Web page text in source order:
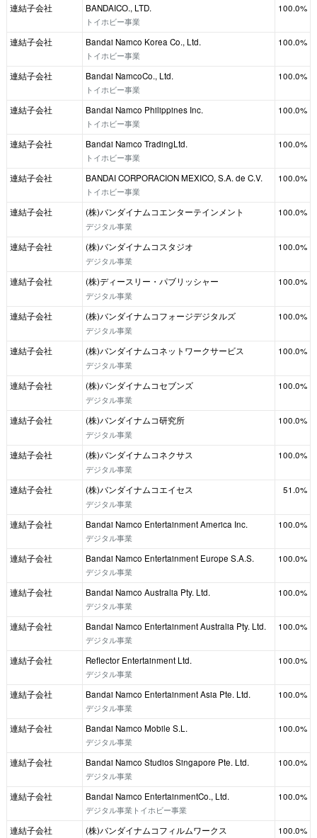
連結子会社
BANDAICO., LTD.
トイホビー事業
100.0%
連結子会社
Bandai Namco Korea Co., Ltd.
トイホビー事業
100.0%
連結子会社
Bandai NamcoCo., Ltd.
トイホビー事業
100.0%
連結子会社
Bandai Namco Philippines Inc.
トイホビー事業
100.0%
連結子会社
Bandai Namco TradingLtd.
トイホビー事業
100.0%
連結子会社
BANDAI CORPORACION MEXICO, S.A. de C.V.
トイホビー事業
100.0%
連結子会社
(株)バンダイナムコエンターテインメント
デジタル事業
100.0%
連結子会社
(株)バンダイナムコスタジオ
デジタル事業
100.0%
連結子会社
(株)ディースリー・パブリッシャー
デジタル事業
100.0%
連結子会社
(株)バンダイナムコフォージデジタルズ
デジタル事業
100.0%
連結子会社
(株)バンダイナムコネットワークサービス
デジタル事業
100.0%
連結子会社
(株)バンダイナムコセブンズ
デジタル事業
100.0%
連結子会社
(株)バンダイナムコ研究所
デジタル事業
100.0%
連結子会社
(株)バンダイナムコネクサス
デジタル事業
100.0%
連結子会社
(株)バンダイナムコエイセス
デジタル事業
51.0%
連結子会社
Bandai Namco Entertainment America Inc.
デジタル事業
100.0%
連結子会社
Bandai Namco Entertainment Europe S.A.S.
デジタル事業
100.0%
連結子会社
Bandai Namco Australia Pty. Ltd.
デジタル事業
100.0%
連結子会社
Bandai Namco Entertainment Australia Pty. Ltd.
デジタル事業
100.0%
連結子会社
Reflector Entertainment Ltd.
デジタル事業
100.0%
連結子会社
Bandai Namco Entertainment Asia Pte. Ltd.
デジタル事業
100.0%
連結子会社
Bandai Namco Mobile S.L.
デジタル事業
100.0%
連結子会社
Bandai Namco Studios Singapore Pte. Ltd.
デジタル事業
100.0%
連結子会社
Bandai Namco EntertainmentCo., Ltd.
デジタル事業トイホビー事業
100.0%
連結子会社
(株)バンダイナムコフィルムワークス
100.0%